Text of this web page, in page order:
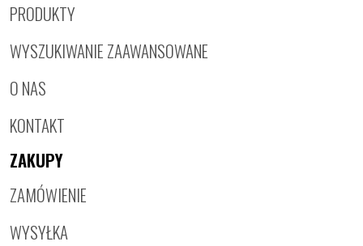
PRODUKTY
WYSZUKIWANIE ZAAWANSOWANE
O NAS
KONTAKT
ZAKUPY
ZAMÓWIENIE
WYSYŁKA